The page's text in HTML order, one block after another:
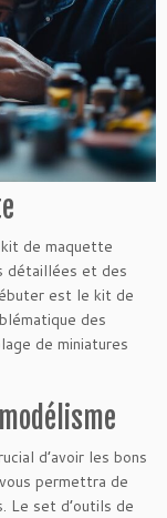
de maquette
détaillées et des
est le kit de
des
de miniatures
d’avoir les bons
permettra de
Le set d’outils de